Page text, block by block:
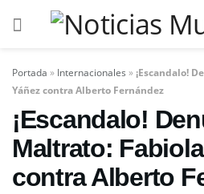
Portada » Internacionales » ¡Escandalo!
Yáñez contra Alberto Fernández
¡Escandalo!
Maltrato:
contra Alberto